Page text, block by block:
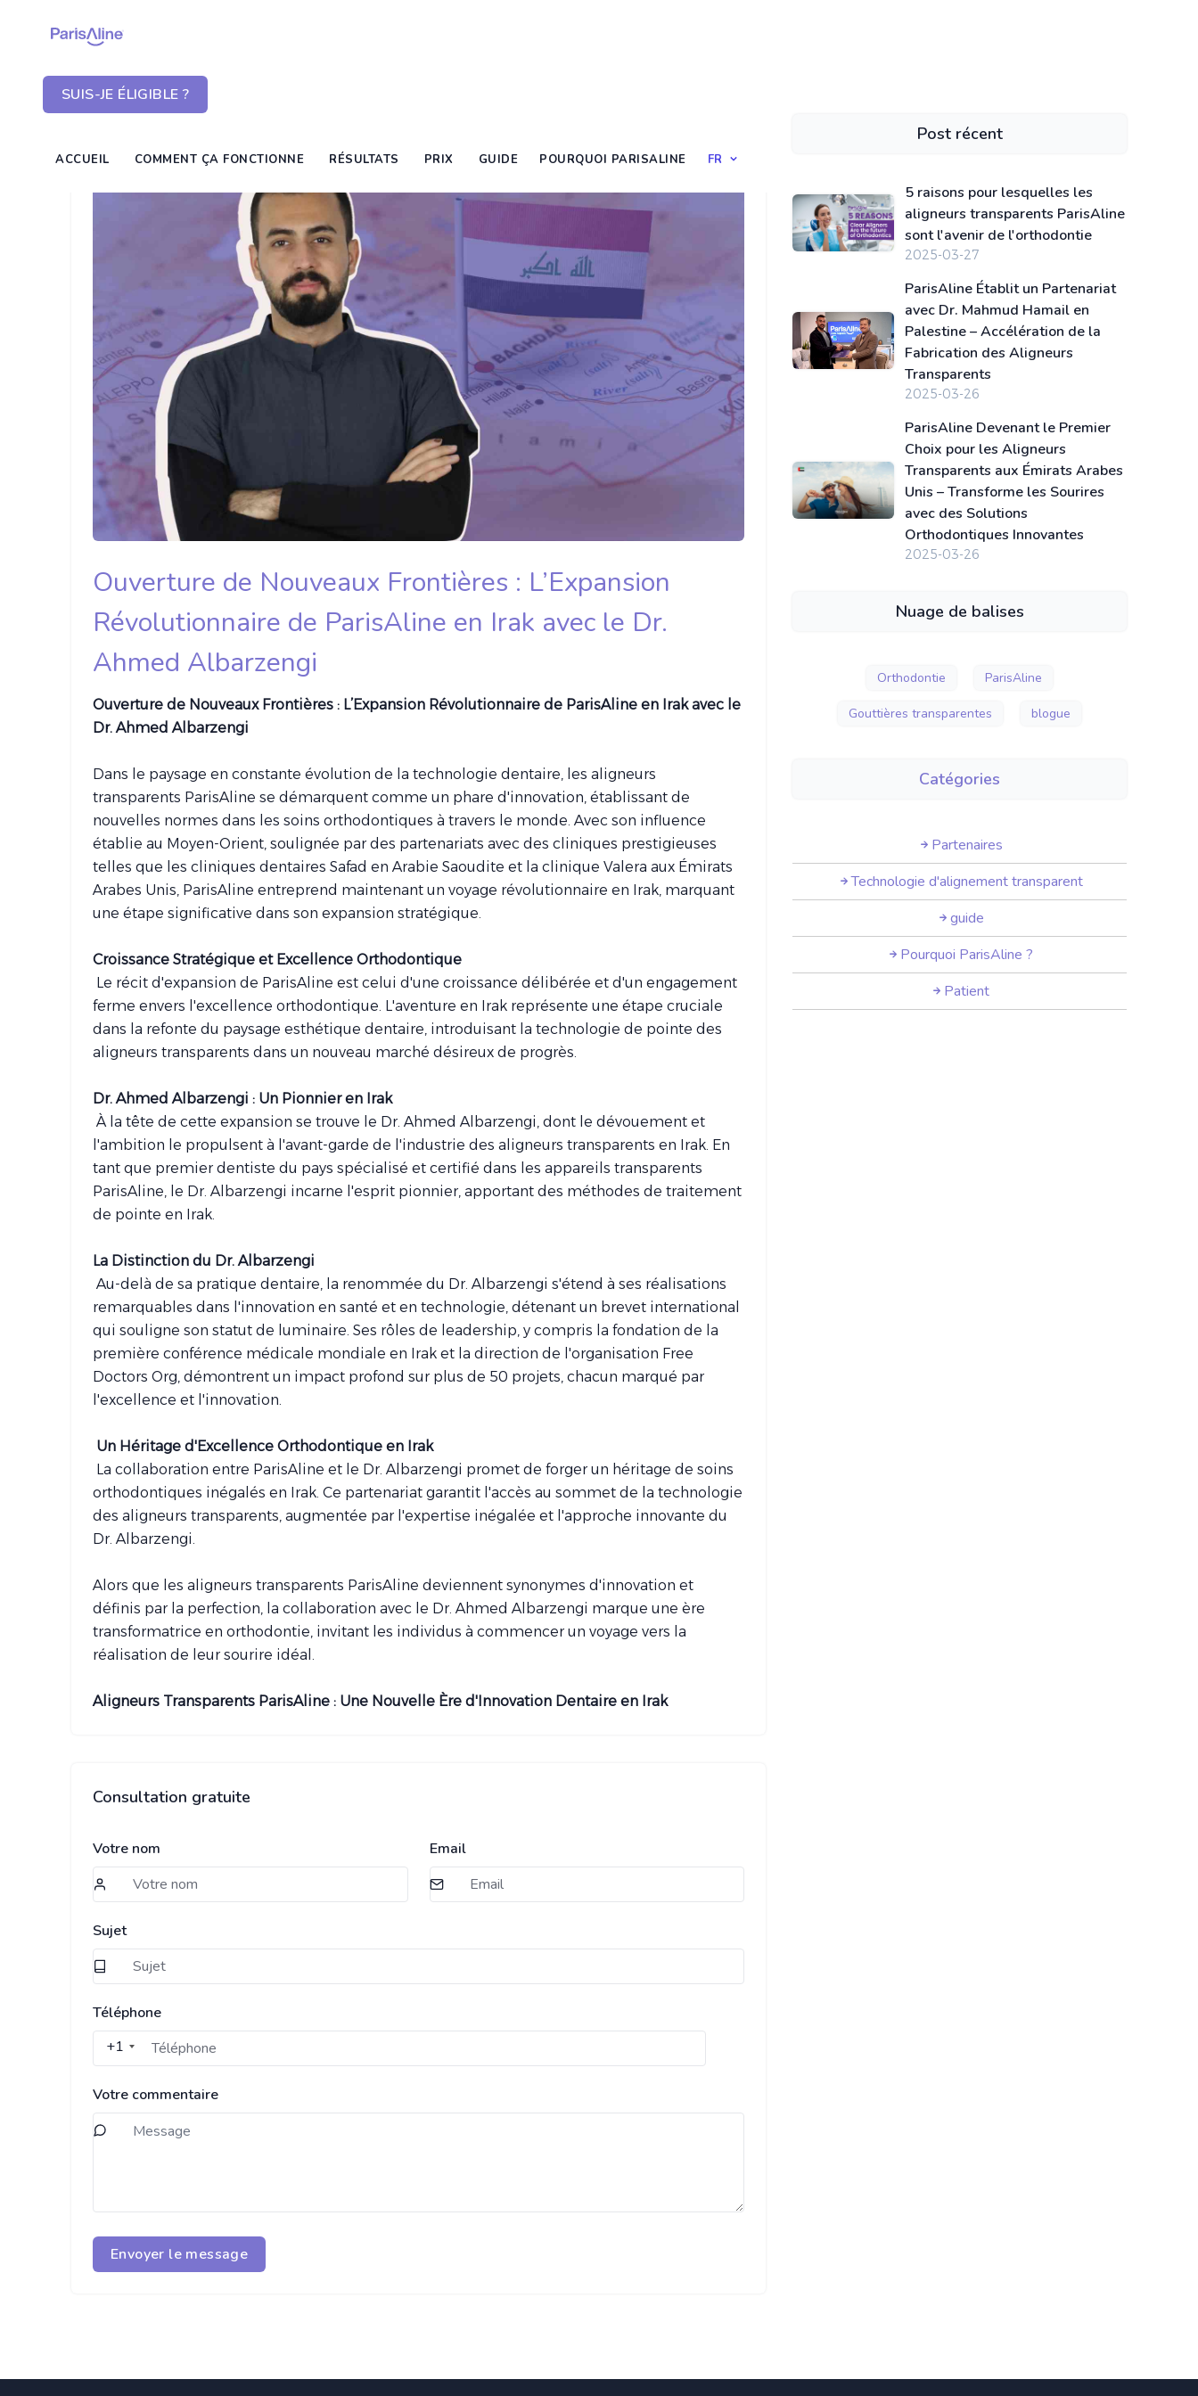
SUIS-JE ÉLIGIBLE ?
ACCUEIL COMMENT ÇA FONCTIONNE RÉSULTATS PRIX GUIDE POURQUOI PARISALINE FR
Ouverture de Nouveaux Frontières : L’Expansion
Révolutionnaire de ParisAline en Irak avec le Dr.
Ahmed Albarzengi
Ouverture de Nouveaux Frontières : L’Expansion Révolutionnaire de ParisAline en Irak avec le
Dr. Ahmed Albarzengi
Dans le paysage en constante évolution de la technologie dentaire, les aligneurs
transparents ParisAline se démarquent comme un phare d'innovation, établissant de
nouvelles normes dans les soins orthodontiques à travers le monde. Avec son influence
établie au Moyen-Orient, soulignée par des partenariats avec des cliniques prestigieuses
telles que les cliniques dentaires Safad en Arabie Saoudite et la clinique Valera aux Émirats
Arabes Unis, ParisAline entreprend maintenant un voyage révolutionnaire en Irak, marquant
une étape significative dans son expansion stratégique.
Croissance Stratégique et Excellence Orthodontique
Le récit d'expansion de ParisAline est celui d'une croissance délibérée et d'un engagement
ferme envers l'excellence orthodontique. L'aventure en Irak représente une étape cruciale
dans la refonte du paysage esthétique dentaire, introduisant la technologie de pointe des
aligneurs transparents dans un nouveau marché désireux de progrès.
Dr. Ahmed Albarzengi : Un Pionnier en Irak
À la tête de cette expansion se trouve le Dr. Ahmed Albarzengi, dont le dévouement et
l'ambition le propulsent à l'avant-garde de l'industrie des aligneurs transparents en Irak. En
tant que premier dentiste du pays spécialisé et certifié dans les appareils transparents
ParisAline, le Dr. Albarzengi incarne l'esprit pionnier, apportant des méthodes de traitement
de pointe en Irak.
La Distinction du Dr. Albarzengi
Au-delà de sa pratique dentaire, la renommée du Dr. Albarzengi s'étend à ses réalisations
remarquables dans l'innovation en santé et en technologie, détenant un brevet international
qui souligne son statut de luminaire. Ses rôles de leadership, y compris la fondation de la
première conférence médicale mondiale en Irak et la direction de l'organisation Free
Doctors Org, démontrent un impact profond sur plus de 50 projets, chacun marqué par
l'excellence et l'innovation.
Un Héritage d'Excellence Orthodontique en Irak
La collaboration entre ParisAline et le Dr. Albarzengi promet de forger un héritage de soins
orthodontiques inégalés en Irak. Ce partenariat garantit l'accès au sommet de la technologie
des aligneurs transparents, augmentée par l'expertise inégalée et l'approche innovante du
Dr. Albarzengi.
Alors que les aligneurs transparents ParisAline deviennent synonymes d'innovation et
définis par la perfection, la collaboration avec le Dr. Ahmed Albarzengi marque une ère
transformatrice en orthodontie, invitant les individus à commencer un voyage vers la
réalisation de leur sourire idéal.
Aligneurs Transparents ParisAline : Une Nouvelle Ère d'Innovation Dentaire en Irak
Consultation gratuite
Votre nom Email
Sujet
Téléphone
+1
Votre commentaire
Envoyer le message
Post récent
5 raisons pour lesquelles les
aligneurs transparents ParisAline
sont l'avenir de l'orthodontie
2025-03-27
ParisAline Établit un Partenariat
avec Dr. Mahmud Hamail en
Palestine – Accélération de la
Fabrication des Aligneurs
Transparents
2025-03-26
ParisAline Devenant le Premier
Choix pour les Aligneurs
Transparents aux Émirats Arabes
Unis – Transforme les Sourires
avec des Solutions
Orthodontiques Innovantes
2025-03-26
Nuage de balises
Orthodontie ParisAline
Gouttières transparentes blogue
Catégories
Partenaires
Technologie d'alignement transparent
guide
Pourquoi ParisAline ?
Patient